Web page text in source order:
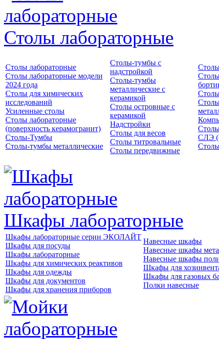
Столы лабораторные
Столы лабораторные
Столы лабораторные модели
2024 года
Столы для химических
исследований
Усиленные столы
Столы лабораторные
(поверхность керамогранит)
Столы-Тумбы
Столы-тумбы металлические
Столы-тумбы с
надстройкой
Столы-тумбы
металлические с
керамикой
Столы островные с
керамикой
Надстройки
Столы для весов
Столы титровальные
Столы передвижные
СЛЭ
Шкафы лабораторные
Шкафы лабораторные серии ЭКОЛАЙТ
Шкафы для посуды
Шкафы лабораторные
Шкафы для химических реактивов
Шкафы для одежды
Шкафы для документов
Шкафы для хранения приборов
Навесные шкафы
Навесные шкафы
Навесные шкафы
Шкафы для
Шкафы для газовых
Полки навесные